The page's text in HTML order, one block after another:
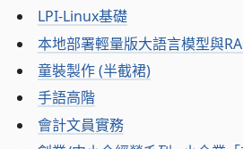
LPI-Linux基礎
本地部署輕量版大語言模型與
童裝製作 (半截裙)
手語高階
會計文員實務